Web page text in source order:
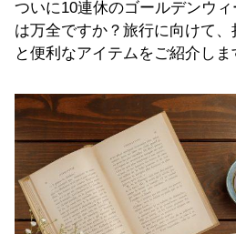
ついに10連休のゴールデンウ
は万全ですか？旅行に向けて
と便利なアイテムをご紹介しま